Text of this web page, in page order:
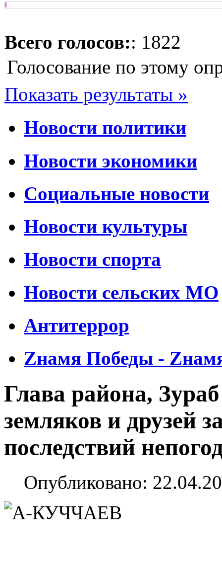
Всего голосов:: 1822
Голосование по этому
Показать результаты »
Новости политики
Новости экономики
Социальные новости
Новости культуры
Новости спорта
Новости сельских МО
Антитеррор
Zнамя Победы -
Глава района,
земляков и друзей
последствий
Опубликовано: